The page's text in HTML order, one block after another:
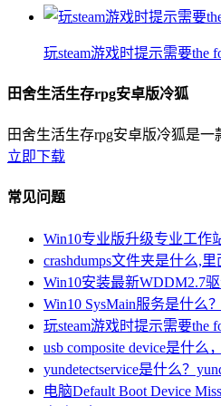
玩steam游戏时提示需要the
田舍生活生存rpg安卓版冷狐
田舍生活生存rpg安卓版冷狐是
立即下载
常见问题
Win10专业版升级专业工作
crashdumps文件夹是什么,
Win10安装最新WDDM2.7
Win10 SysMain服务是什么
玩steam游戏时提示需要the
usb composite device是什么
yundetectservice是什么？
电脑Default Boot Device